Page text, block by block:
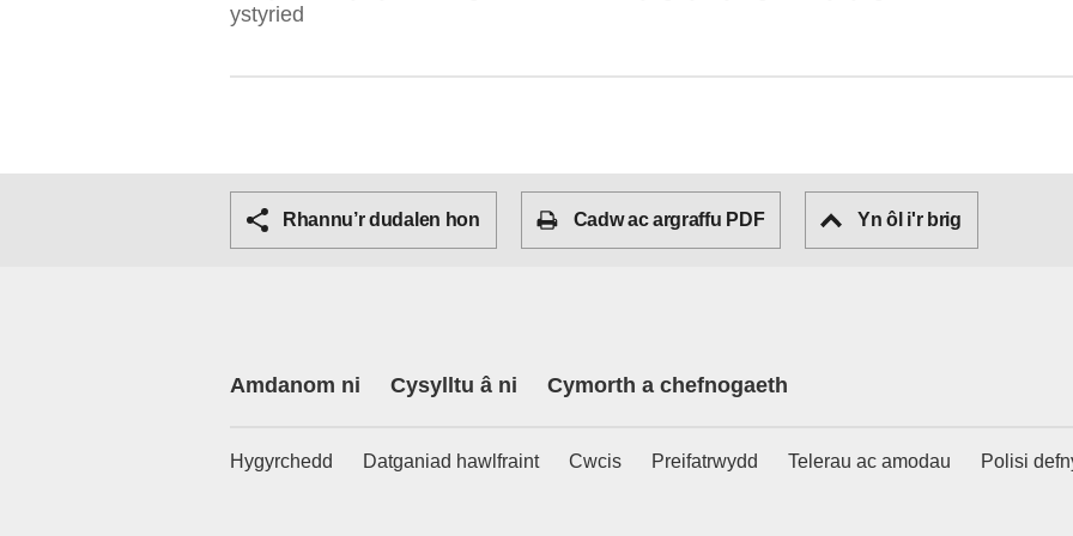
ystyried
Rhannu’r dudalen hon Cadw ac argraffu PDF Yn ôl i'r brig
Amdanom ni Cysylltu â ni Cymorth a chefnogaeth
Hygyrchedd Datganiad hawlfraint Cwcis Preifatrwydd Telerau ac amodau Polisi